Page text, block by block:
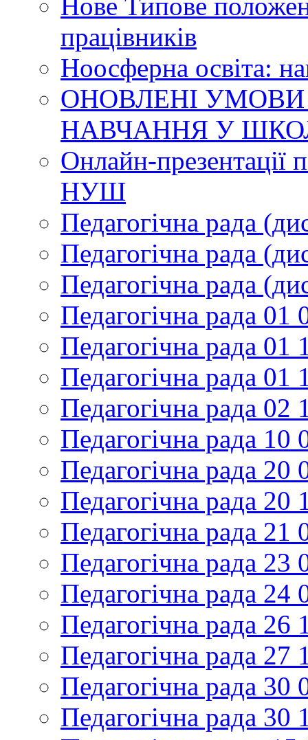
працівників
Ноосферна освіта:
ОНОВЛЕНІ
НАВЧАННЯ У
Онлайн-презентації
НУШ
Педагогічна рада
Педагогічна рада
Педагогічна рада
Педагогічна рада 01
Педагогічна рада 01
Педагогічна рада 01
Педагогічна рада 02
Педагогічна рада 10
Педагогічна рада 20
Педагогічна рада 20
Педагогічна рада 21
Педагогічна рада 23
Педагогічна рада 24
Педагогічна рада 26
Педагогічна рада 27
Педагогічна рада 30
Педагогічна рада 30